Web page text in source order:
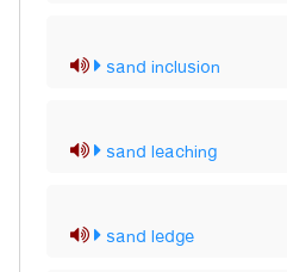
sand inclusion
sand leaching
sand ledge